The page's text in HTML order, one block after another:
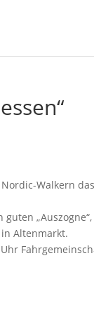
Walkern
„Auszogne“,
Altenmarkt.